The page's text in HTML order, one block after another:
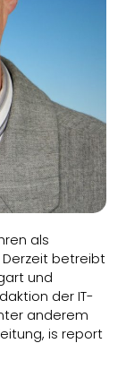
als
Derzeit betreibt
und
der IT-
anderem
is report